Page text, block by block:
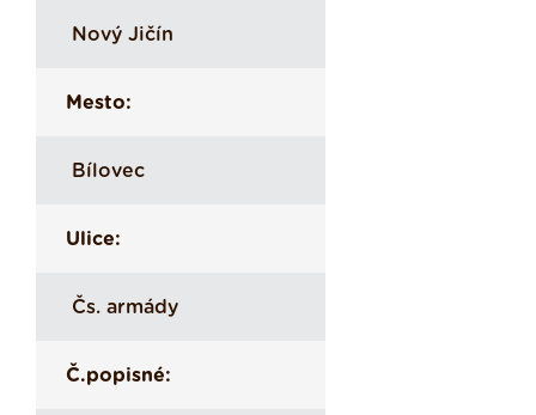
Nový Jičín
Mesto:
Bílovec
Ulice:
Čs. armády
Č.popisné: